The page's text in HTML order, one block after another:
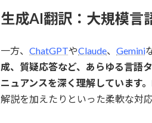
生成AI翻訳：大規模言
一方、 ChatGPTやClaude、 Gemini
成、質疑応答など、あらゆる言語
ニュアンスを深く理解しています
解説を加えたりといった柔軟な対応